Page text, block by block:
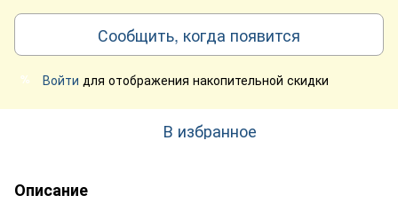
Сообщить, когда появится
% Войти для отображения накопительной скидки
В избранное
Описание